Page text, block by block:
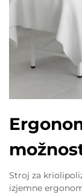
Stroj za
izjemne